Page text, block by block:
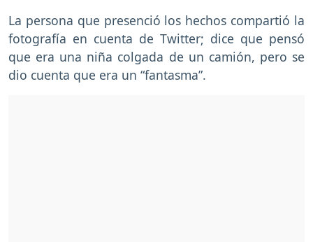
La persona que presenció los hechos compartió la
fotografía en cuenta de Twitter; dice que pensó
que era una niña colgada de un camión, pero se
dio cuenta que era un “fantasma”.